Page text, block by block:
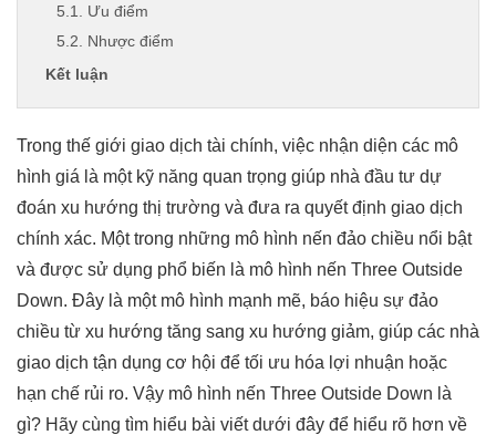
5.1. Ưu điểm
5.2. Nhược điểm
Kết luận
Trong thế giới giao dịch tài chính, việc nhận diện các mô
hình giá là một kỹ năng quan trọng giúp nhà đầu tư dự
đoán xu hướng thị trường và đưa ra quyết định giao dịch
chính xác. Một trong những mô hình nến đảo chiều nổi bật
và được sử dụng phổ biến là mô hình nến Three Outside
Down. Đây là một mô hình mạnh mẽ, báo hiệu sự đảo
chiều từ xu hướng tăng sang xu hướng giảm, giúp các nhà
giao dịch tận dụng cơ hội để tối ưu hóa lợi nhuận hoặc
hạn chế rủi ro. Vậy mô hình nến Three Outside Down là
gì? Hãy cùng tìm hiểu bài viết dưới đây để hiểu rõ hơn về